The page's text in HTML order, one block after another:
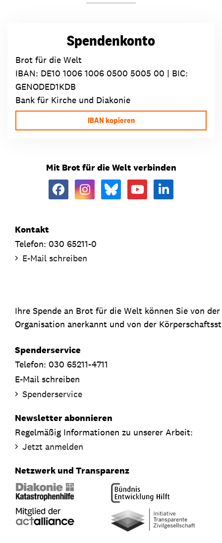
Spendenkonto
Brot für die Welt
IBAN: DE10 1006 1006 0500 5005 00 | BIC:
GENODED1KDB
Bank für Kirche und Diakonie
IBAN kopieren
Mit Brot für die Welt verbinden
Kontakt
Telefon: 030 65211-0
E-Mail schreiben
Ihre Spende an Brot für die Welt können Sie von
Organisation anerkannt und von der
Spenderservice
Telefon: 030 65211-4711
E-Mail schreiben
Spenderservice
Newsletter abonnieren
Regelmäßig Informationen zu unserer Arbeit:
Jetzt anmelden
Netzwerk und Transparenz